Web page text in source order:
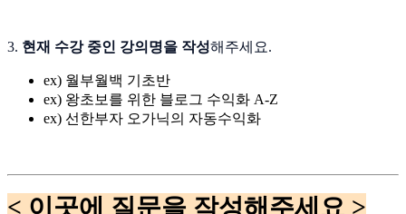
3. 현재 수강 중인 강의명을 작성해주세요.
ex) 월부월백 기초반
ex) 왕초보를 위한 블로그 수익화 A-Z
ex) 선한부자 오가닉의 자동수익화
< 이곳에 질문을 작성해주세요 >